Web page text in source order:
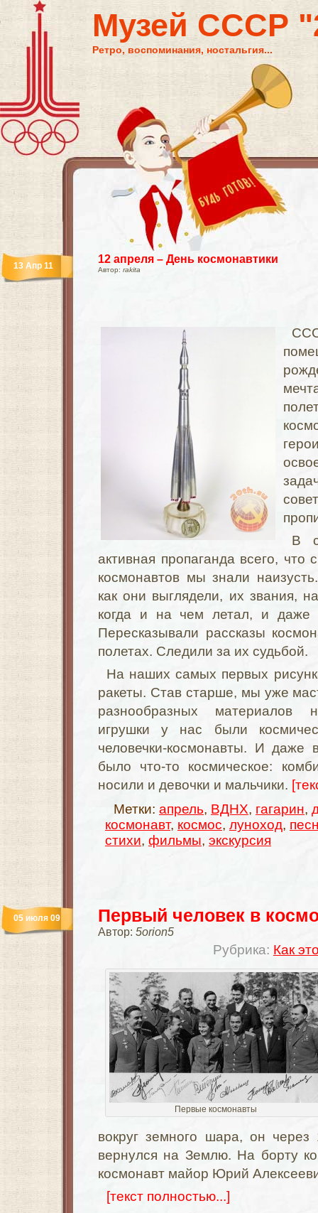
Музей СССР
Ретро, воспоминания, ностальгия...
12 апреля – День космонавтики
Автор: rakita
13 Апр 11
В
активная пропаганда всего, что
космонавтов мы знали
как они выглядели, их звания,
когда и на чем летал, и даже
Пересказывали рассказы
полетах. Следили за их судьбой.
На наших самых первых
ракеты. Став старше, мы уже
разнообразных материалов
игрушки у нас были
человечки-космонавты. И даже
было что-то космическое:
носили и девочки и мальчики.
Метки: апрель, ВДНХ, гагарин,
космонавт, космос, луноход,
стихи, фильмы, экскурсия
Первый человек в
Автор: 5orion5
Рубрика: Как
05 июля 09
Первые космонавты
вокруг земного шара, он через
вернулся на Землю. На борту
космонавт майор Юрий
[текст полностью...]